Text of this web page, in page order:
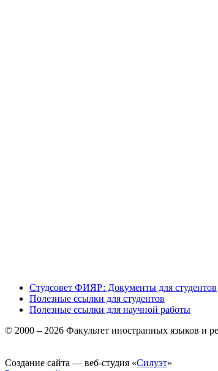
Студсовет ФИЯР: Документы для студентов
Полезные ссылки для студентов
Полезные ссылки для научной работы
© 2000 – 2026 Факультет иностранных языков
Создание сайта — веб-студия «Силуэт»